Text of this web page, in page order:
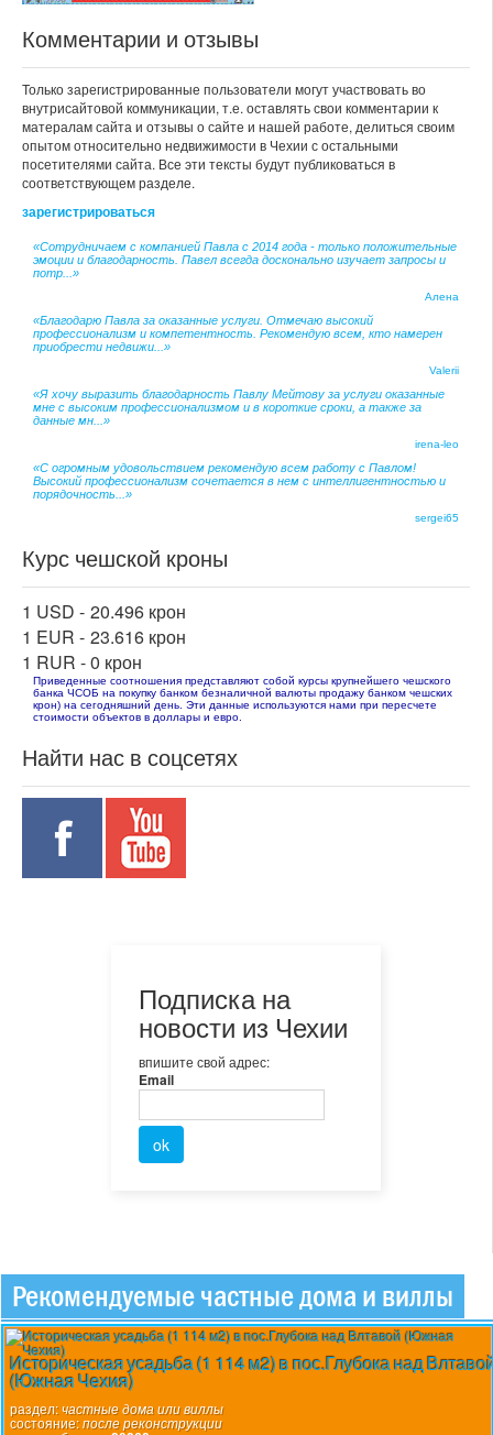
Комментарии и отзывы
Только зарегистрированные пользователи могут участвовать во
внутрисайтовой коммуникации, т.е. оставлять свои комментарии к
матералам сайта и отзывы о сайте и нашей работе, делиться своим
опытом относительно недвижимости в Чехии с остальными
посетителями сайта. Все эти тексты будут публиковаться в
соответствующем разделе.
зарегистрироваться
«Сотрудничаем с компанией Павла с 2014 года - только положительные
эмоции и благодарность. Павел всегда досконально изучает запросы и
потр...»
Алена
«Благодарю Павла за оказанные услуги. Отмечаю высокий
профессионализм и компетентность. Рекомендую всем, кто намерен
приобрести недвижи...»
Valerii
«Я хочу выразить благодарность Павлу Мейтову за услуги оказанные
мне с высоким профессионализмом и в короткие сроки, а также за
данные мн...»
irena-leo
«С огромным удовольствием рекомендую всем работу с Павлом!
Высокий профессионализм сочетается в нем с интеллигентностью и
порядочность...»
sergei65
Курс чешской кроны
1 USD - 20.496 крон
1 EUR - 23.616 крон
1 RUR -0 крон
Приведенные соотношения представляют собой курсы крупнейшего чешского
банка ЧСОБ на покупку банком безналичной валюты продажу банком чешских
крон) на сегодняшний день. Эти данные используются нами при пересчете
стоимости объектов в доллары и евро.
Найти нас в соцсетях
Подписка на
новости из Чехии
впишите свой адрес:
Email
Рекомендуемые частные дома и виллы
Историческая усадьба (1 114 м2) в пос.Глубока над
(Южная Чехия)
раздел:частные дома или виллы
состояние:после реконструкции